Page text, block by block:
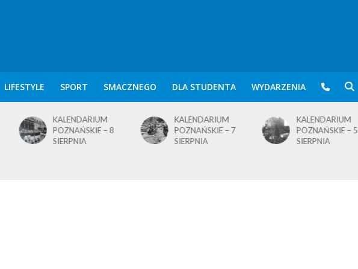
LIFESTYLE SPORT SMACZNEGO DLA STUDENTA WYDARZENIA
KALENDARIUM
POZNAŃSKIE – 8
SIERPNIA
KALENDARIUM
POZNAŃSKIE – 7
SIERPNIA
KALENDARIUM
POZNAŃSKIE – 5
SIERPNIA